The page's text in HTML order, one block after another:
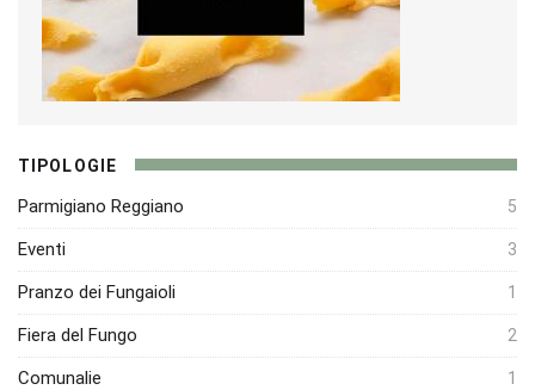
TIPOLOGIE
Parmigiano Reggiano 5
Eventi 3
Pranzo dei Fungaioli 1
Fiera del Fungo 2
Comunalie 1